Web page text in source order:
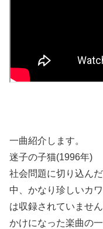
一曲紹介します。
迷子の子猫(1996年)
社会問題に切り込ん
中、かなり珍しいカ
は収録されていませ
かけになった楽曲の